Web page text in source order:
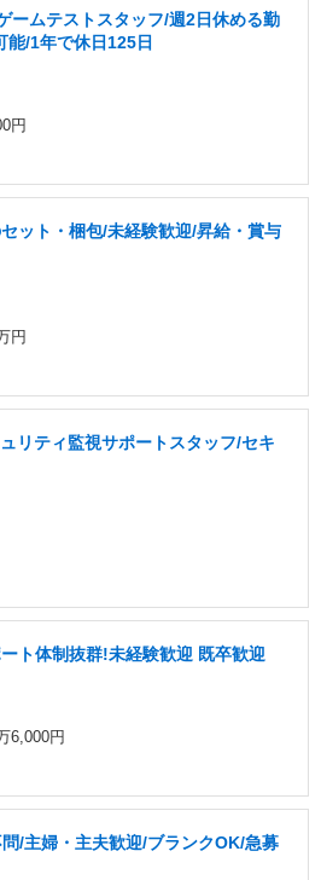
ームテストスタッフ/週2日休める勤
能/1年で休日125日
円
ット・梱包/未経験歓迎/昇給・賞与
円
リティ監視サポートスタッフ/セキ
ト体制抜群!未経験歓迎 既卒歓迎
6,000円
/主婦・主夫歓迎/ブランクOK/急募